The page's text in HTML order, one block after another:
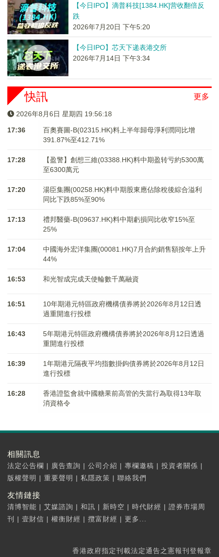
【今日IPO】滴普科技[1384.HK]营收翻倍反
跌
2026年7月20日 下午5:20
【今日IPO】芯天下递表港交所
2026年7月14日 下午3:34
更多
快訊
2026年8月6日 星期四 19:56:18
17:36
百奧賽圖-B(02315.HK)料上半年歸母淨利潤同比增
391.87%至412.71%
17:28
【盈警】創想三維(03388.HK)料中期盈转亏約5300萬
至6300萬元
17:20
湯臣集團(00258.HK)料中期股東應佔除稅後綜合溢利
同比下跌85%至90%
17:13
禮邦醫藥-B(09637.HK)料中期虧損同比收窄15%至
25%
17:04
中國海外宏洋集團(00081.HK)7月合約銷售額按年上升
44%
16:53 和光智成完成天使輪數千萬融資
16:51
10年期港元特區政府機構債券將於2026年8月12日透
過重開進行投標
16:43
5年期港元特區政府機構債券將於2026年8月12日透過
重開進行投標
16:39
1年期港元隔夜平均指數掛鉤債券將於2026年8月12日
進行投標
16:28
香港證監會就中國糖果前高管的失當行為取得13年取
消資格令
相關訊息
法定公告欄 | 廣告查詢 | 公司介紹 | 專欄邀稿 | 投資者關係 |
版權聲明 | 重要聲明 | 私隱政策 | 聯絡我們
友情鏈接
清博智能 | 艾媒諮詢 | 和訊 | 新時空 | 時代財經 | 證券市場周
刊
| 壹財信 | 權衡財經 | 攬富財經 | 更多...
香港政府指定刊載法定通告之憲報刊登報章